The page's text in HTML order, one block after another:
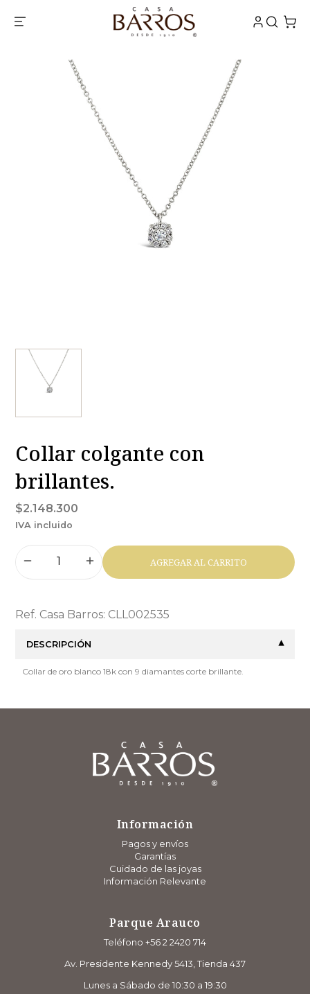
Collar colgante con
brillantes.
$2.148.300
IVA incluido
AGREGAR AL CARRITO
Ref. Casa Barros: CLL002535
DESCRIPCIÓN
Collar de oro blanco 18k con 9 diamantes corte brillante.
Información
Pagos y envíos
Garantías
Cuidado de las joyas
Información Relevante
Parque Arauco
Teléfono +56 2 2420 714
Av. Presidente Kennedy 5413, Tienda 437
Lunes a Sábado de 10:30 a 19:30